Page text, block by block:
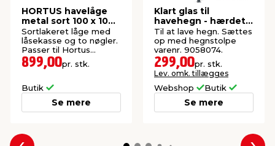
HORTUS havelåge
metal sort 100 x 100
cm
Sortlakeret låge med
låsekasse og to nøgler.
Passer til Hortus
panelhegn.
899,00pr. stk.
Butik
Se mere
Klart glas til
havehegn - hærdet
og 6 mm
Til at lave hegn. Sættes
op med hegnstolpe
varenr. 9058074.
299,00pr. stk.
Lev. omk. tillægges
Webshop Butik
Se mere